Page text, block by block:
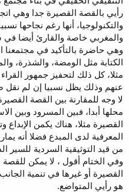
رأيي بالقصة القصيرة جدا وهي
والتكنولوجيا، أنها رغم نجاحها
والمغربي خاصة والقارئ أيضا
وهي حاضرة بالتأكيد في
الكتابة مثل الومضة، والشذرة،
مثلا، كل ذلك لتحفيز جمهور
عنهم وذلك يظل نسبيا إن لم نقل
لا وجه للمقارنة بين القصة
محلها أبدا، فبين المسرود وبين
القصيرة مثلا، هناك يكمن الإبداع
المعرفية لدى المبدع فضلا أنه
من قيد التوثيقية السردية للسير
وفي الختام أقول ، لا يمكن
القصيرة أو غيرها في تنمية
هو رأيي المتواضع.